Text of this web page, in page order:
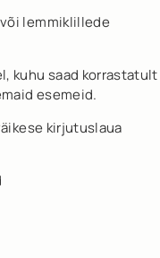
lemmiklillede
kuhu saad korrastatult
esemeid.
kirjutuslaua